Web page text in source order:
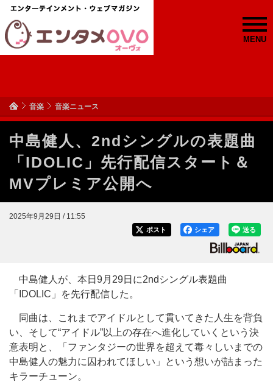
MENU
音楽 音楽ニュース
中島健人、2ndシングルの表題曲
「IDOLIC」先行配信スタート＆
MVプレミア公開へ
2025年9月29日 / 11:55
送る
シェア
ポスト
中島健人が、本日9月29日に2ndシングル表題曲
「IDOLIC」を先行配信した。
同曲は、これまでアイドルとして貫いてきた人生を背負
い、そして“アイドル”以上の存在へ進化していくという決
意表明と、「ファンタジーの世界を超えて毒々しいまでの
中島健人の魅力に囚われてほしい」という想いが詰まった
キラーチューン。